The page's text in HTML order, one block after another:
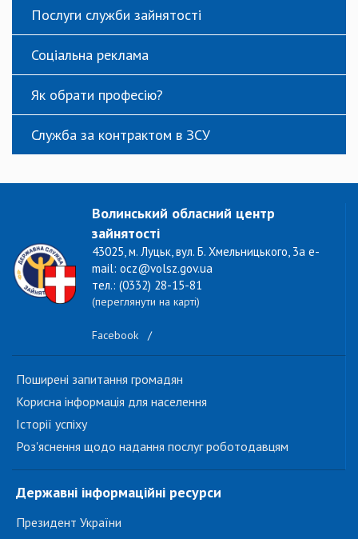
Послуги служби зайнятості
Соціальна реклама
Як обрати професію?
Служба за контрактом в ЗСУ
Волинський обласний центр
зайнятості
43025, м. Луцьк, вул. Б. Хмельницького, 3а e-
mail: ocz@volsz.gov.ua
тел.: (0332) 28-15-81
(переглянути на карті)
Facebook /
Поширені запитання громадян
Корисна інформація для населення
Історії успіху
Роз'яснення щодо надання послуг роботодавцям
Державні інформаційні ресурси
Президент України